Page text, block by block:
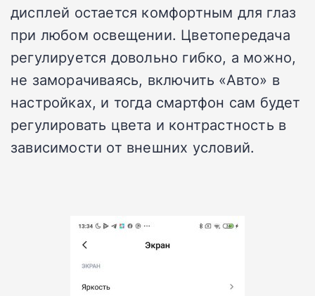
дисплей остается комфортным для глаз
при любом освещении. Цветопередача
регулируется довольно гибко, а можно,
не заморачиваясь, включить «Авто» в
настройках, и тогда смартфон сам будет
регулировать цвета и контрастность в
зависимости от внешних условий.